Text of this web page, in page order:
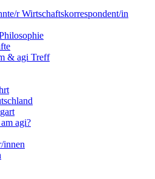
r Wirtschaftskorrespondent/in
& agi Treff
agi?
innen